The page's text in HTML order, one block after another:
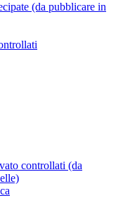
(da pubblicare in
controllati (da